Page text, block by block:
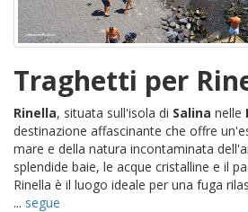
Traghetti per
Rinella, situata sull'isola di Salina nelle
destinazione affascinante che offre
mare e della natura incontaminata
splendide baie, le acque cristalline e il
Rinella è il luogo ideale per una fuga
... segue